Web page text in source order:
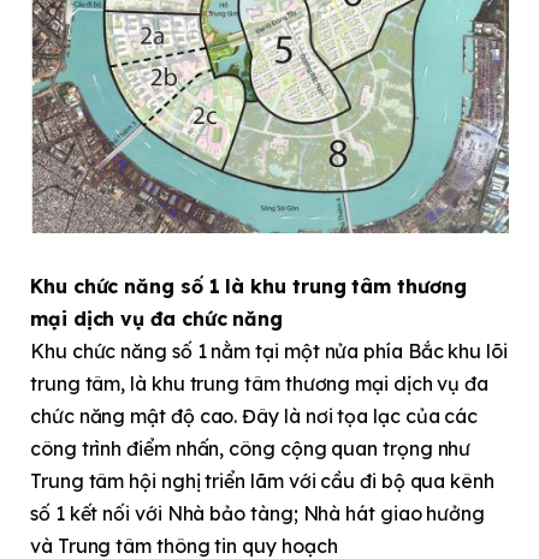
Khu chức năng số 1 là khu trung tâm thương
mại dịch vụ đa chức năng
Khu chức năng số 1 nằm tại một nửa phía Bắc khu lõi
trung tâm, là khu trung tâm thương mại dịch vụ đa
chức năng mật độ cao. Đây là nơi tọa lạc của các
công trình điểm nhấn, công cộng quan trọng như
Trung tâm hội nghị triển lãm với cầu đi bộ qua kênh
số 1 kết nối với Nhà bảo tàng; Nhà hát giao hưởng
và Trung tâm thông tin quy hoạch